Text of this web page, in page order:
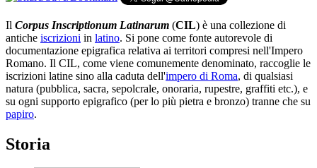
Il Corpus Inscriptionum Latinarum (CIL) è una collezione di
antiche iscrizioni in latino. Si pone come fonte autorevole di
documentazione epigrafica relativa ai territori compresi nell'Impero
Romano. Il CIL, come viene comunemente denominato, raccoglie le
iscrizioni latine sino alla caduta dell'impero di Roma, di qualsiasi
natura (pubblica, sacra, sepolcrale, onoraria, rupestre, graffiti etc.), e
su ogni supporto epigrafico (per lo più pietra e bronzo) tranne che su
papiro.
Storia